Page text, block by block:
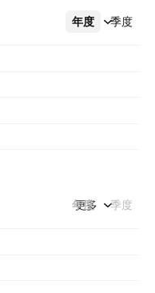
年度 季度
更多
年度 季度
更多